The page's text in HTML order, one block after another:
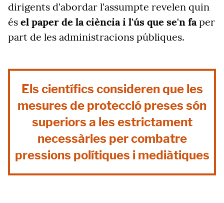
dirigents d'abordar l'assumpte revelen quin
és el paper de la ciència i l'ús que se'n faper
part de les administracions públiques.
Els científics consideren que les
mesures de protecció preses són
superiors a les estrictament
necessàries per combatre
pressions polítiques i mediàtiques